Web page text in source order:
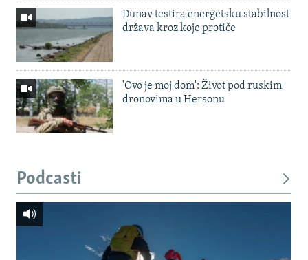
Dunav testira energetsku stabilnost
država kroz koje protiče
'Ovo je moj dom': Život pod ruskim
dronovima u Hersonu
Podcasti